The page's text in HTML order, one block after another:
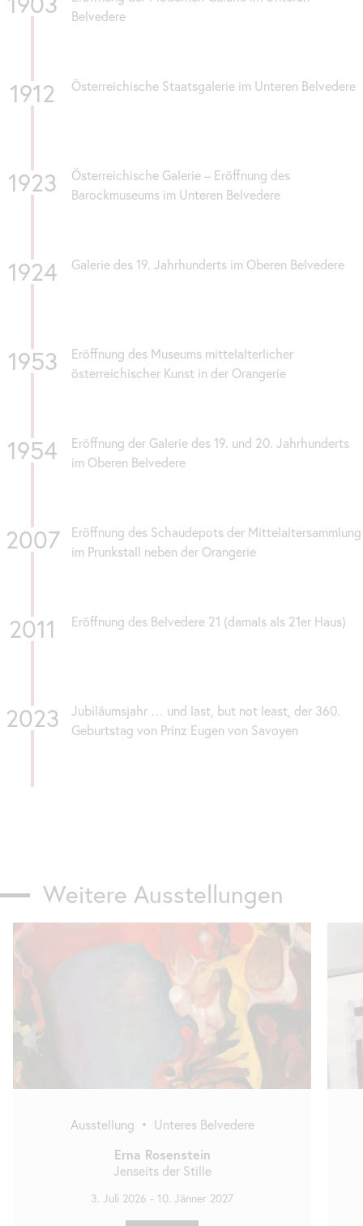
Belvedere
1912 Österreichische Staatsgalerie im Unteren Belvedere
1923
Österreichische Galerie – Eröffnung des
Barockmuseums im Unteren Belvedere
1924 Galerie des 19. Jahrhunderts im Oberen Belvedere
1953
Eröffnung des Museums mittelalterlicher
österreichischer Kunst in der Orangerie
1954
Eröffnung der Galerie des 19. und 20. Jahrhunderts
im Oberen Belvedere
2007
Eröffnung des Schaudepots der Mittelaltersammlung
im Prunkstall neben der Orangerie
2011 Eröffnung des Belvedere 21 (damals als 21er Haus)
2023
Jubiläumsjahr … und last, but not least, der 360.
Geburtstag von Prinz Eugen von Savoyen
Weitere Ausstellungen
Karusell
Ausstellung • Unteres Belvedere
Erna Rosenstein
Jenseits der Stille
3. Juli 2026 - 10. Jänner 2027